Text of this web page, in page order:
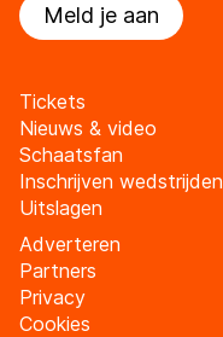
Meld je aan
Tickets
Nieuws & video
Schaatsfan
Inschrijven wedstrijden
Uitslagen
Adverteren
Partners
Privacy
Cookies